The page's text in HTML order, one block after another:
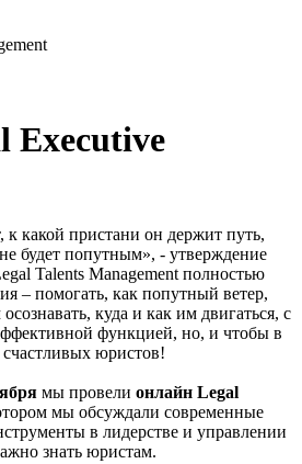
Executive
к какой пристани он держит путь,
будет попутным», - утверждение
Talents Management полностью
– помогать, как попутный ветер,
куда и как им двигаться, с
функцией, но, и чтобы в
юристов!
мы провели онлайн Legal
мы обсуждали современные
в лидерстве и управлении
знать юристам.